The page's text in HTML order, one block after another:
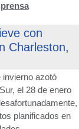
con
Charleston,
invierno azotó
el 28 de enero
planificados en